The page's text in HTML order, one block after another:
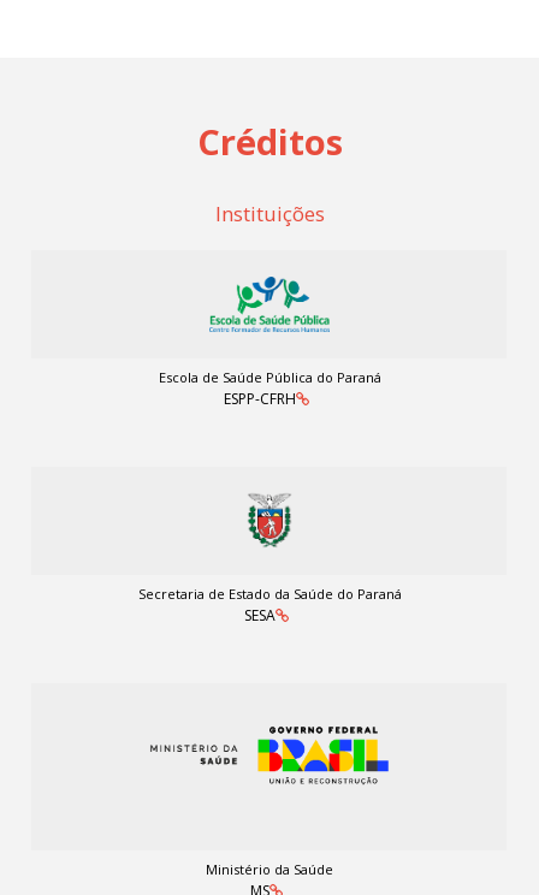
Créditos
Instituições
Escola de Saúde Pública do Paraná
ESPP-CFRH
Secretaria de Estado da Saúde do Paraná
SESA
Ministério da Saúde
MS